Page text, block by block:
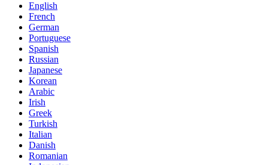
English
French
German
Portuguese
Spanish
Russian
Japanese
Korean
Arabic
Irish
Greek
Turkish
Italian
Danish
Romanian